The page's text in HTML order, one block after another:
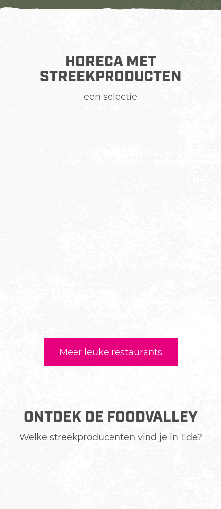
HORECA MET
STREEKPRODUCTEN
een selectie
Meer leuke restaurants
ONTDEK DE FOODVALLEY
Welke streekproducenten vind je in Ede?